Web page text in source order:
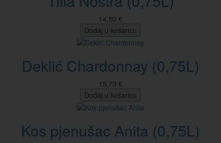
14,50 €
Dodaj u košaricu
Deklić Chardonnay (0,75L)
15,73 €
Dodaj u košaricu
Kos pjenušac Anita (0,75L)